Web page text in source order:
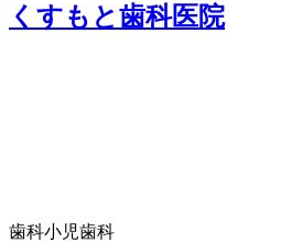
くすもと歯科医院
歯科小児歯科